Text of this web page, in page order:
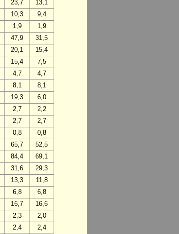
23,7
13,1
10,3
9,4
1,9
1,9
47,9
31,5
20,1
15,4
15,4
7,5
4,7
4,7
8,1
8,1
19,3
6,0
2,7
2,2
2,7
2,7
0,8
0,8
65,7
52,5
84,4
69,1
31,6
29,3
13,3
11,8
6,8
6,8
16,7
16,6
2,3
2,0
2,4
2,4